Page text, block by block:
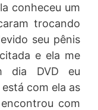
conheceu um
trocando
seu pênis
e ela me
dia DVD eu
com ela as
com